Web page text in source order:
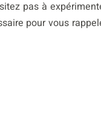
pas à
pour vous